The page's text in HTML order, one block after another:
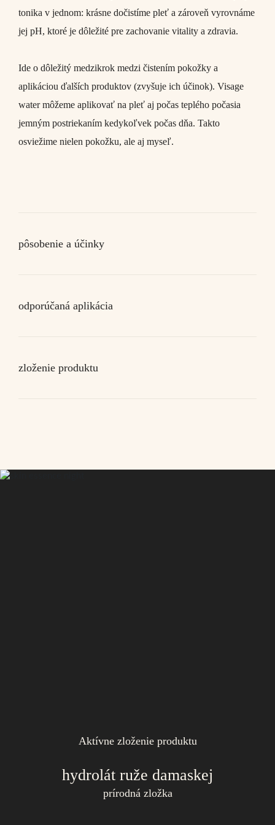
tonika v jednom: krásne dočistíme pleť a zároveň vyrovnáme
jej pH, ktoré je dôležité pre zachovanie vitality a zdravia.
Ide o dôležitý medzikrok medzi čistením pokožky a
aplikáciou ďalších produktov (zvyšuje ich účinok). Visage
watermôžeme aplikovať na pleť aj počas teplého počasia
jemným postriekaním kedykoľvek počas dňa. Takto
osviežime nielen pokožku, ale aj myseľ.
pôsobenie a účinky
odporúčaná aplikácia
zloženie produktu
Aktívne zloženie produktu
hydrolát ruže damaskej
prírodná zložka